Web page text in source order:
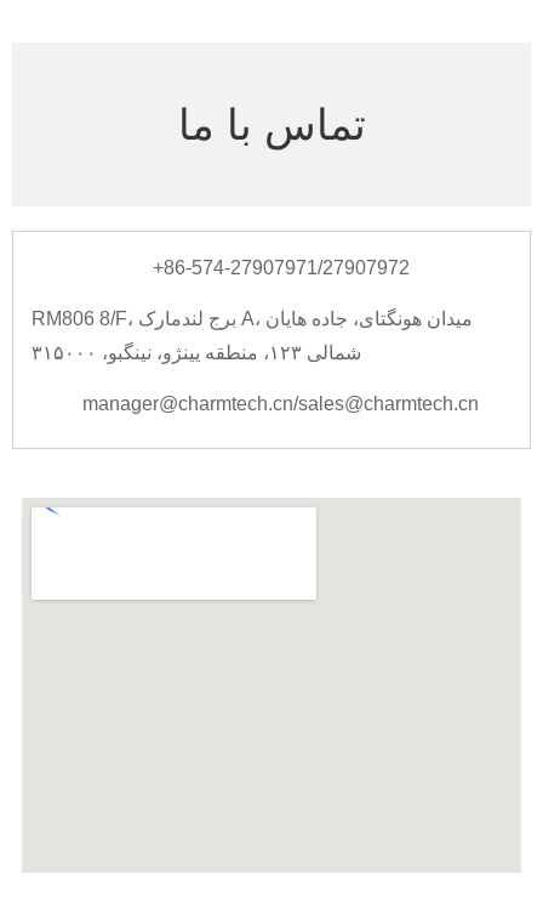
تماس با ما
‎+86-574-27907971/27907972‎
RM806 8/F، برج لندمارک A، میدان هونگتای، جاده هایان
شمالی ۱۲۳، منطقه یینژو، نینگبو، ۳۱۵۰۰۰
manager@charmtech.cn/sales@charmtech.cn